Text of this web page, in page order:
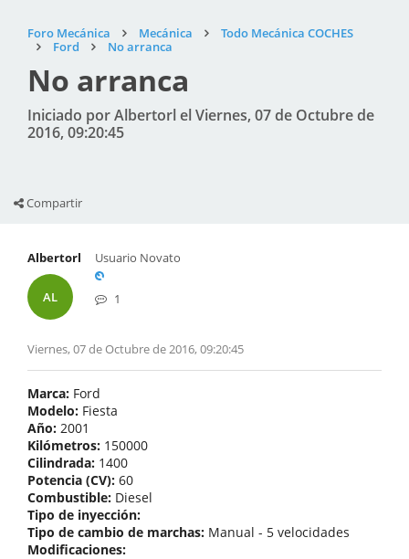
Foro Mecánica Mecánica
Todo Mecánica COCHES
Ford
No arranca
No arranca
Iniciado por Albertorl el Viernes, 07 de Octubre de
2016, 09:20:45
Compartir
Albertorl
AL
Usuario Novato
1
Viernes, 07 de Octubre de 2016, 09:20:45
Marca: Ford
Modelo: Fiesta
Año: 2001
Kilómetros: 150000
Cilindrada: 1400
Potencia (CV): 60
Combustible: Diesel
Tipo de inyección:
Tipo de cambio de marchas: Manual - 5 velocidades
Modificaciones: